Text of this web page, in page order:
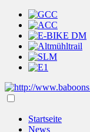
Startseite
News